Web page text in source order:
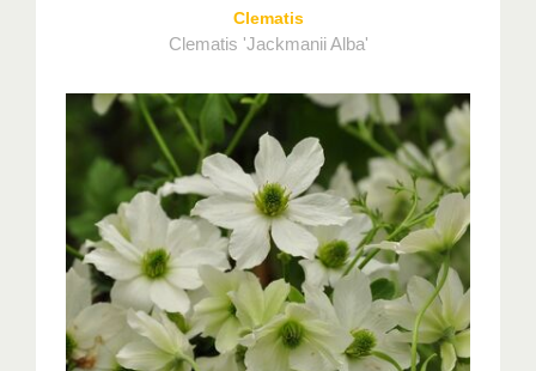
Clematis
Clematis 'Jackmanii Alba'